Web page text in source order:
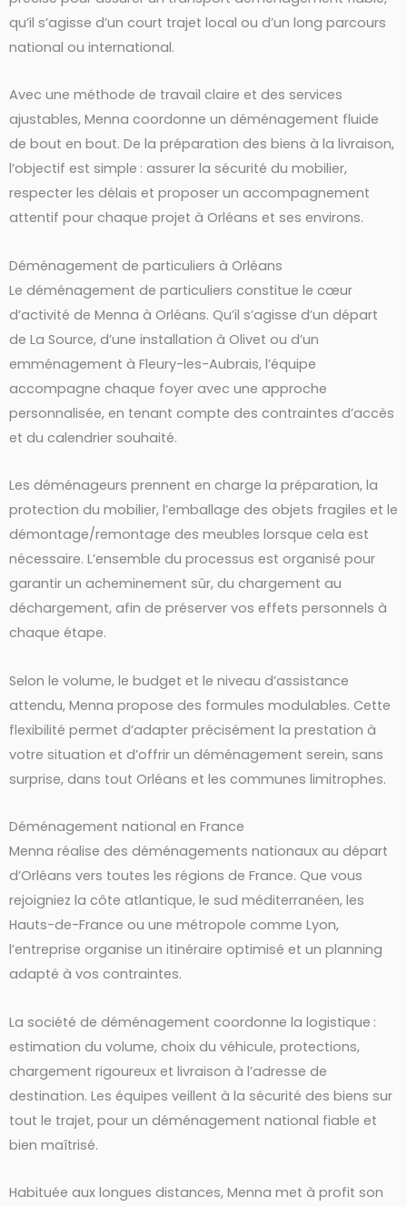
qu’il s’agisse d’un court trajet local ou d’un long parcours
national ou international.
Avec une méthode de travail claire et des services
ajustables, Menna coordonne un déménagement fluide
de bout en bout. De la préparation des biens à la livraison,
l’objectif est simple : assurer la sécurité du mobilier,
respecter les délais et proposer un accompagnement
attentif pour chaque projet à Orléans et ses environs.
Déménagement de particuliers à Orléans
Le déménagement de particuliers constitue le cœur
d’activité de Menna à Orléans. Qu’il s’agisse d’un départ
de La Source, d’une installation à Olivet ou d’un
emménagement à Fleury-les-Aubrais, l’équipe
accompagne chaque foyer avec une approche
personnalisée, en tenant compte des contraintes d’accès
et du calendrier souhaité.
Les déménageurs prennent en charge la préparation, la
protection du mobilier, l’emballage des objets fragiles et le
démontage/remontage des meubles lorsque cela est
nécessaire. L’ensemble du processus est organisé pour
garantir un acheminement sûr, du chargement au
déchargement, afin de préserver vos effets personnels à
chaque étape.
Selon le volume, le budget et le niveau d’assistance
attendu, Menna propose des formules modulables. Cette
flexibilité permet d’adapter précisément la prestation à
votre situation et d’offrir un déménagement serein, sans
surprise, dans tout Orléans et les communes limitrophes.
Déménagement national en France
Menna réalise des déménagements nationaux au départ
d’Orléans vers toutes les régions de France. Que vous
rejoigniez la côte atlantique, le sud méditerranéen, les
Hauts-de-France ou une métropole comme Lyon,
l’entreprise organise un itinéraire optimisé et un planning
adapté à vos contraintes.
La société de déménagement coordonne la logistique :
estimation du volume, choix du véhicule, protections,
chargement rigoureux et livraison à l’adresse de
destination. Les équipes veillent à la sécurité des biens sur
tout le trajet, pour un déménagement national fiable et
bien maîtrisé.
Habituée aux longues distances, Menna met à profit son